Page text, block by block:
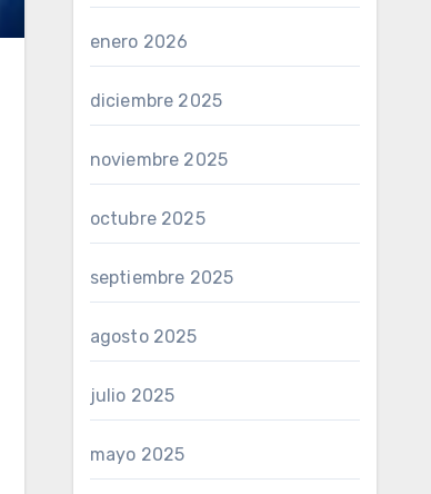
enero 2026
diciembre 2025
noviembre 2025
octubre 2025
septiembre 2025
agosto 2025
julio 2025
mayo 2025